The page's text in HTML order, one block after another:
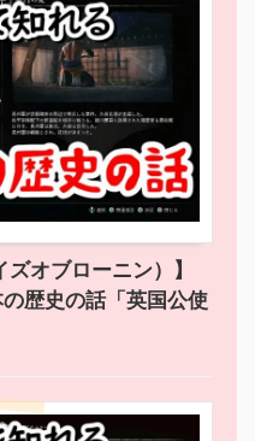
オブローニン）】
歴史の話「英国公使